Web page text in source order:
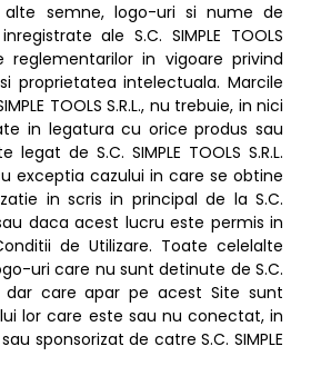
alte semne, logo-uri si nume de
ale S.C. SIMPLE TOOLS
reglementarilor in vigoare privind
proprietatea intelectuala. Marcile
TOOLS S.R.L., nu trebuie, in nici
in legatura cu orice produs sau
de S.C. SIMPLE TOOLS S.R.L.
exceptia cazului in care se obtine
in scris in principal de la S.C.
sau daca acest lucru este permis in
de Utilizare. Toate celelalte
uri care nu sunt detinute de S.C.
dar care apar pe acest Site sunt
lor care este sau nu conectat, in
sponsorizat de catre S.C. SIMPLE